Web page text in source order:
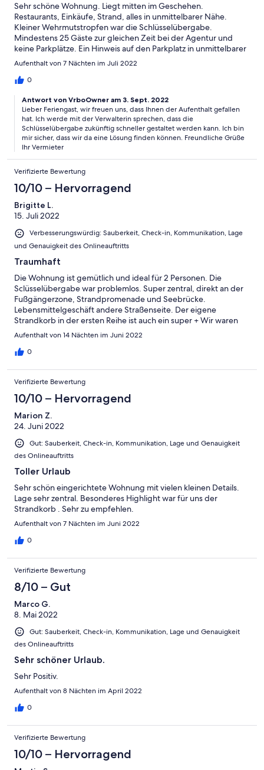
Sehr schöne Wohnung. Liegt mitten im Geschehen.
Restaurants, Einkäufe, Strand, alles in unmittelbarer Nähe.
Kleiner Wehrmutstropfen war die Schlüsselübergabe.
Mindestens 25 Gäste zur gleichen Zeit bei der Agentur und
keine Parkplätze. Ein Hinweis auf den Parkplatz in unmittelbarer
Nähe wäre sehr hilfreich.!
Aufenthalt von 7 Nächten im Juli 2022
0
Antwort von VrboOwner am 3. Sept. 2022
Lieber Feriengast, wir freuen uns, dass Ihnen der Aufenthalt gefallen
hat. Ich werde mit der Verwalterin sprechen, dass die
Schlüsselübergabe zukünftig schneller gestaltet werden kann. Ich bin
mir sicher, dass wir da eine Lösung finden können. Freundliche Grüße
Ihr Vermieter
Verifizierte Bewertung
10/10 – Hervorragend
Brigitte L.
15. Juli 2022
Verbesserungswürdig: Sauberkeit, Check-in, Kommunikation, Lage
und Genauigkeit des Onlineauftritts
Traumhaft
Die Wohnung ist gemütlich und ideal für 2 Personen. Die
Sclüsselübergabe war problemlos. Super zentral, direkt an der
Fußgängerzone, Strandpromenade und Seebrücke.
Lebensmittelgeschäft andere Straßenseite. Der eigene
Strandkorb in der ersten Reihe ist auch ein super + Wir waren
jetzt zum 2 x dort und wenn wieder Binz dann nur im Binzprinz.
auch persönlich an, um sich zu erkundigen, ob alles in Ordnung
Aufenthalt von 14 Nächten im Juni 2022
0
Verifizierte Bewertung
10/10 – Hervorragend
Marion Z.
24. Juni 2022
Gut: Sauberkeit, Check-in, Kommunikation, Lage und Genauigkeit
des Onlineauftritts
Toller Urlaub
Sehr schön eingerichtete Wohnung mit vielen kleinen Details.
Lage sehr zentral. Besonderes Highlight war für uns der
Strandkorb . Sehr zu empfehlen.
Aufenthalt von 7 Nächten im Juni 2022
0
Verifizierte Bewertung
8/10 – Gut
Marco G.
8. Mai 2022
Gut: Sauberkeit, Check-in, Kommunikation, Lage und Genauigkeit
des Onlineauftritts
Sehr schöner Urlaub.
Sehr Positiv.
Aufenthalt von 8 Nächten im April 2022
0
Verifizierte Bewertung
10/10 – Hervorragend